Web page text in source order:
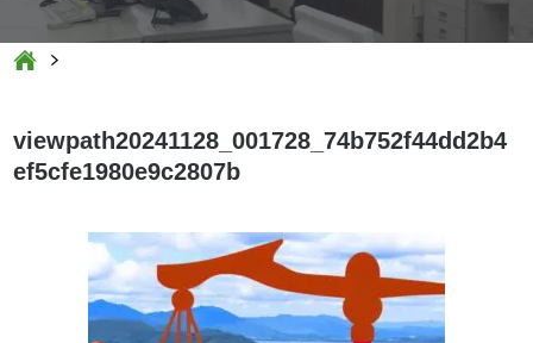
viewpath20241128_001728_74b752f44dd2b4
ef5cfe1980e9c2807b